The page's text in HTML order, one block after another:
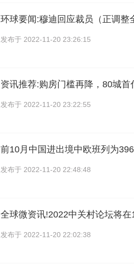
环球要闻:穆迪回应裁员（正调整
发布于 2022-11-20 23:26:15
资讯推荐:购房门槛再降，80城首
发布于 2022-11-20 23:22:55
前10月中国进出境中欧班列为
发布于 2022-11-20 22:48:48
全球微资讯!2022中关村论坛将在
发布于 2022-11-20 22:02:38